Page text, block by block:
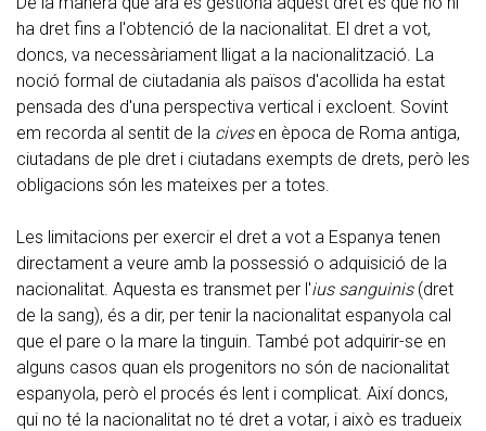
ha dret fins a l'obtenció de la nacionalitat. El dret a vot,
doncs, va necessàriament lligat a la nacionalització. La
noció formal de ciutadania als països d'acollida ha estat
pensada des d'una perspectiva vertical i excloent. Sovint
em recorda al sentit de la civesen època de Roma antiga,
ciutadans de ple dret i ciutadans exempts de drets, però les
obligacions són les mateixes per a totes.
Les limitacions per exercir el dret a vot a Espanya tenen
directament a veure amb la possessió o adquisició de la
nacionalitat. Aquesta es transmet per l'ius sanguinis(dret
de la sang), és a dir, per tenir la nacionalitat espanyola cal
que el pare o la mare la tinguin. També pot adquirir-se en
alguns casos quan els progenitors no són de nacionalitat
espanyola, però el procés és lent i complicat. Així doncs,
qui no té la nacionalitat no té dret a votar, i això es tradueix